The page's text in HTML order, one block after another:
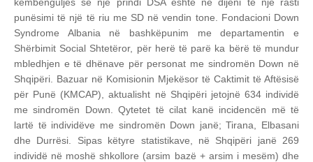
punësimi të një të riu me SD në vendin tone. Fondacioni Down
Syndrome Albania në bashkëpunim me departamentin e
Shërbimit Social Shtetëror, për herë të parë ka bërë të mundur
mbledhjen e të dhënave për personat me sindromën Down në
Shqipëri. Bazuar në Komisionin Mjekësor të Caktimit të Aftësisë
për Punë (KMCAP), aktualisht në Shqipëri jetojnë 634 individë
me sindromën Down. Qytetet të cilat kanë incidencën më të
lartë të individëve me sindromën Down janë; Tirana, Elbasani
dhe Durrësi. Sipas këtyre statistikave, në Shqipëri janë 269
individë në moshë shkollore (arsim bazë + arsim i mesëm) dhe